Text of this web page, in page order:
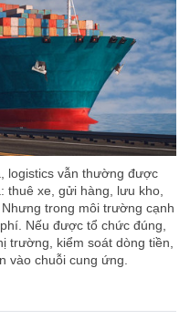
logistics vẫn thường được
thuê xe, gửi hàng, lưu kho,
trong môi trường cạnh
Nếu được tổ chức đúng,
trường, kiểm soát dòng tiền,
vào chuỗi cung ứng.